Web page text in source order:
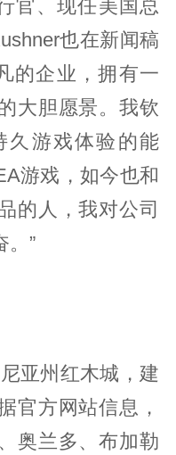
官、现任美国总
也在新闻稿
的企业，拥有一
大胆愿景。我钦
久游戏体验的能
游戏，如今也和
的人，我对公司
。”
亚州红木城，建
官方网站信息，
奥兰多、布加勒